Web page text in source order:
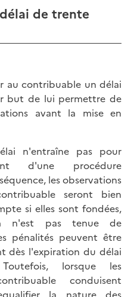
de trente
au contribuable un délai
but de lui permettre de
avant la mise en
n'entraîne pas pour
d'une procédure
les observations
seront bien
si elles sont fondées,
n'est pas tenue de
pénalités peuvent être
dès l'expiration du délai
lorsque les
conduisent